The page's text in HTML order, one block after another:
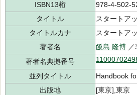
ISBN13桁
978-4-502-
タイトル
スタートア
タイトルカナ
スタートア
著者名
飯島 隆博
著者名典拠番号
並列タイトル
Handbook
出版地
[東京],東京